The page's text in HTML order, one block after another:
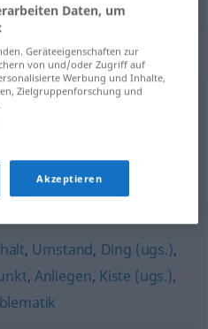
"Thema"
,Sujet (künstlerisch)
, Umstand, Ding (ugs.),
, Anliegen, Kiste (ugs.),
Daten, um
Geräteeigenschaften zur
von und/oder Zugriff auf
Werbung und Inhalte,
Zielgruppenforschung und
Akzeptieren